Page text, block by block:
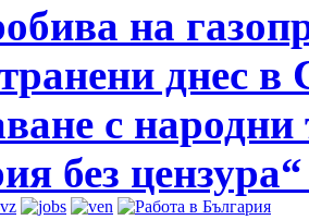
на
днес в
с народни
без